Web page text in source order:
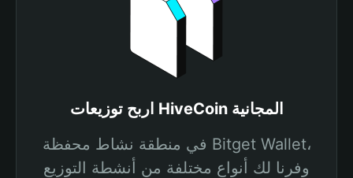
اربح توزيعات HiveCoin المجانية
في منطقة نشاط محفظة Bitget Wallet،
وفرنا لك أنواع مختلفة من أنشطة التوزيع